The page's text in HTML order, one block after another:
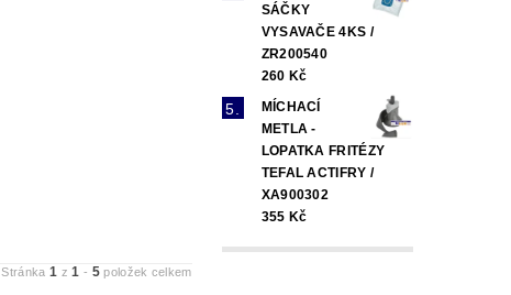
Stránka1 z1 - 5položek celkem
SÁČKY
VYSAVAČE 4KS /
ZR200540
260 Kč
MÍCHACÍ
METLA -
LOPATKA FRITÉZY
TEFAL ACTIFRY /
XA900302
355 Kč